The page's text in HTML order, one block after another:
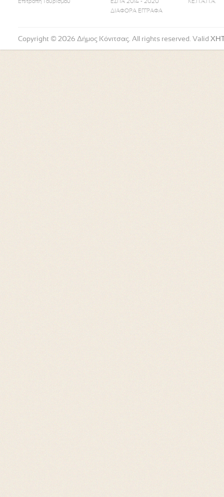
Επιτροπή Τουρισμού
ΕΣΠΑ 2014 - 2020
ΔΙΑΦΟΡΑ ΕΓΓΡΑΦΑ
ΚΕ.Π.Α.Π.Α.
Copyright © 2026 Δήμος Κόνιτσας. All rights reserved. Valid